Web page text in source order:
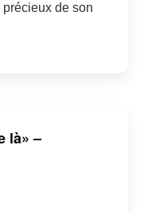
de son
là» –